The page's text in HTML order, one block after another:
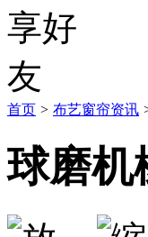
首页 > 布艺窗帘资讯
球磨机